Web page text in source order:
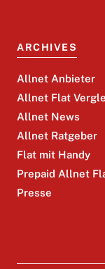
ARCHIVES
Allnet Anbieter
Allnet Flat
Allnet News
Allnet Ratgeber
Flat mit Handy
Prepaid Allnet
Presse